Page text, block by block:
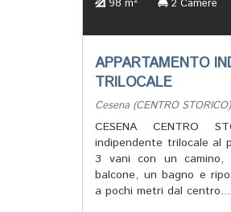
98 m 2 Camere
APPARTAMENTO
TRILOCALE
Cesena (CENTRO STORICO)
CESENA CENTRO
indipendente trilocale al
3 vani con un camino,
balcone, un bagno e
a pochi metri dal centro...